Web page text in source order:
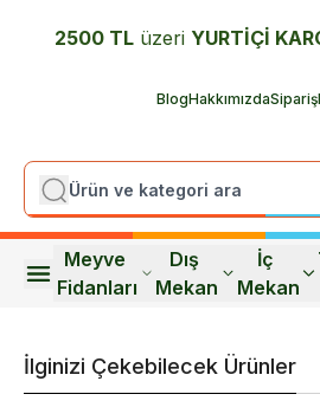
2500 TL üzeri YURTİÇİ K
BlogHakkımızda
Meyve
Fidanları
Dış
Mekan
İç
Mekan
İlginizi Çekebilecek Ürünler